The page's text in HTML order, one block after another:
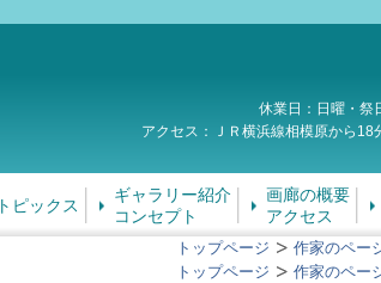
休業日：日曜・祭
アクセス：ＪＲ横浜線相模原から18
トピックス
ギャラリー紹介
コンセプト
画廊の概要
アクセス
トップページ 作家のペー
トップページ
作家のペー